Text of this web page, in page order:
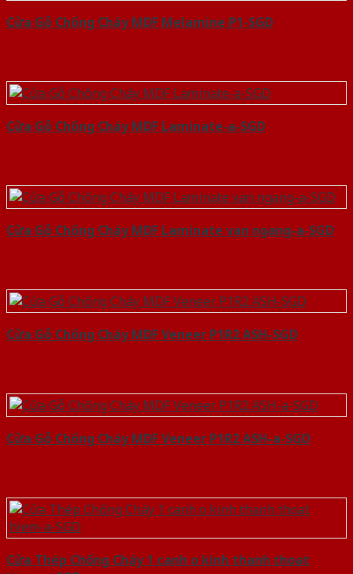
Cửa Gỗ Chống Cháy MDF Melamine P1-SGD
Cửa Gỗ Chống Cháy MDF Laminate-a-SGD
Cửa Gỗ Chống Cháy MDF Laminate van ngang-a-SGD
Cửa Gỗ Chống Cháy MDF Veneer P1R2 ASH-SGD
Cửa Gỗ Chống Cháy MDF Veneer P1R2 ASH-a-SGD
Cửa Thép Chống Cháy 1 canh o kinh thanh thoat